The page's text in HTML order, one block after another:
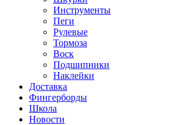
Инструменты
Пеги
Рулевые
Тормоза
Воск
Подшипники
Наклейки
Доставка
Фингерборды
Школа
Новости